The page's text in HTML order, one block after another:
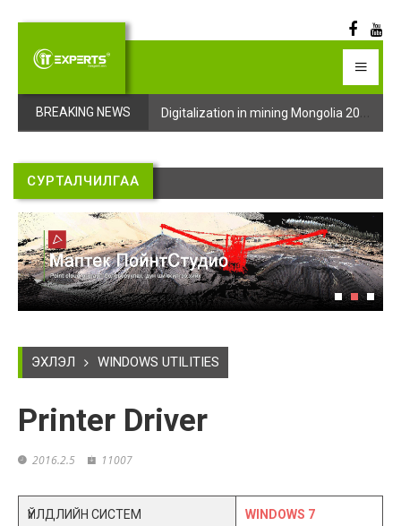
BREAKING NEWS
Digitalization in mining Mongolia 2025 арга хэмжээний бүртгэл эхэллээ Digitalization in mining Mongolia 2025 арга хэмжээний бүртгэл эхэллээ
СУРТАЛЧИЛГАА
ЭХЛЭЛ WINDOWS UTILITIES
Printer Driver
2016.2.5 11007
ҮЙЛДЛИЙН СИСТЕМ WINDOWS 7